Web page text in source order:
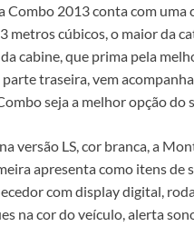
Combo 2013 conta com uma
metros cúbicos, o maior da
cabine, que prima pela
traseira, vem
seja a melhor opção do
versão LS, cor branca, a
apresenta como itens
com display digital,
na cor do veículo, alerta